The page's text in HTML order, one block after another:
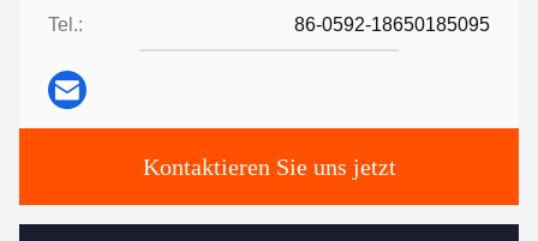
Tel.: 86-0592-18650185095
Kontaktieren Sie uns jetzt